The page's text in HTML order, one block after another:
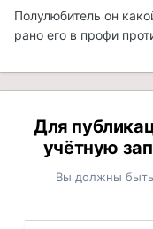
Полулюбитель он
рано его в профи
Для
учётную
Вы должны быть